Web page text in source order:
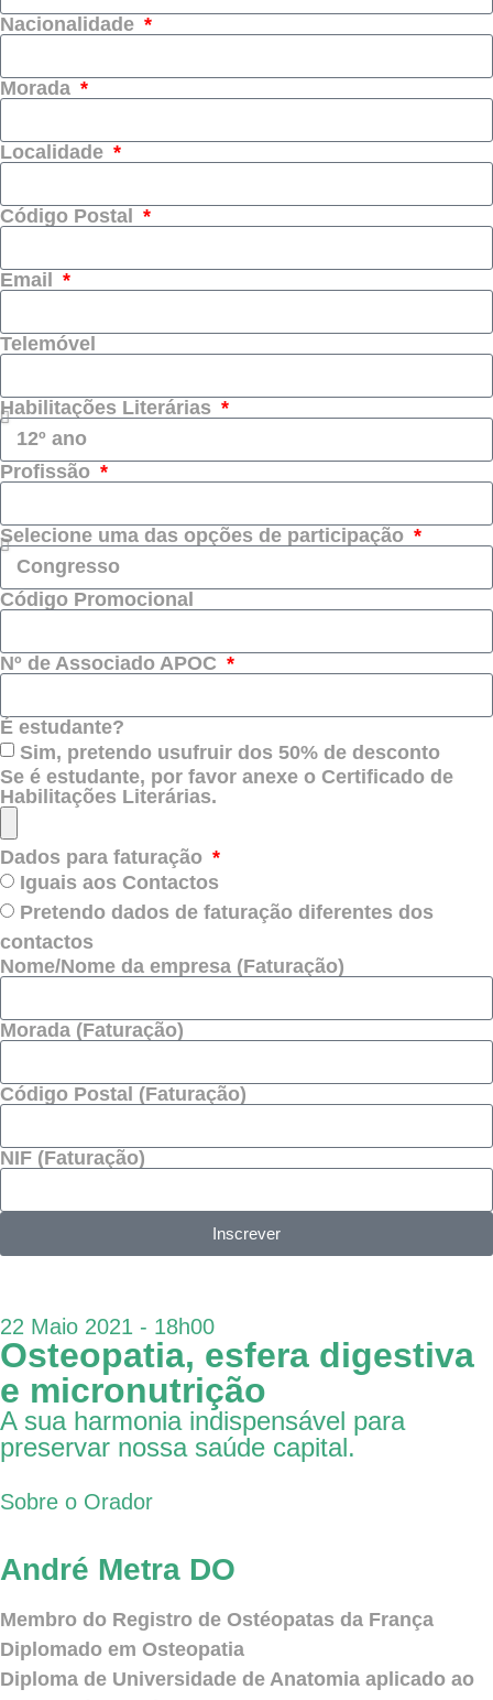
Nacionalidade
Morada
Localidade
Código Postal
Email
Telemóvel
Habilitações Literárias
Profissão
Selecione uma das opções de participação
Código Promocional
Nº de Associado APOC
É estudante?
Sim, pretendo usufruir dos 50% de desconto
Se é estudante, por favor anexe o Certificado de
Habilitações Literárias.
Dados para faturação
Iguais aos Contactos
Pretendo dados de faturação diferentes dos
contactos
Nome/Nome da empresa (Faturação)
Morada (Faturação)
Código Postal (Faturação)
NIF (Faturação)
Inscrever
22 Maio 2021 - 18h00
Osteopatia, esfera digestiva
e micronutrição
A sua harmonia indispensável para
preservar nossa saúde capital.
Sobre o Orador
André Metra DO
Membro do Registro de Ostéopatas da França
Diplomado em Osteopatia
Diploma de Universidade de Anatomia aplicado ao